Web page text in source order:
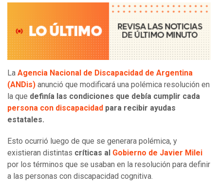
La Agencia Nacional de Discapacidad de Argentina
(ANDis) anunció que modificará una polémica resolución en
la que definía las condiciones que debía cumplir cada
persona con discapacidad para recibir ayudas
estatales.
Esto ocurrió luego de que se generara polémica, y
existieran distintas críticas al Gobierno de Javier Milei
por los términos que se usaban en la resolución para definir
a las personas con discapacidad cognitiva.